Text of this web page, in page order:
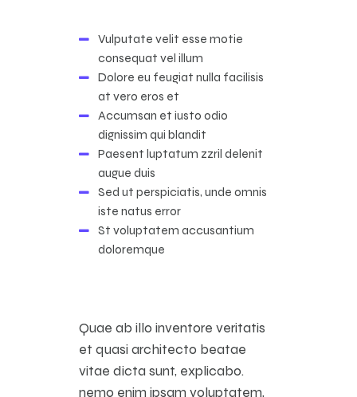
Vulputate velit esse motie
consequat vel illum
Dolore eu feugiat nulla facilisis
at vero eros et
Accumsan et iusto odio
dignissim qui blandit
Paesent luptatum zzril delenit
augue duis
Sed ut perspiciatis, unde omnis
iste natus error
St voluptatem accusantium
doloremque
Quae ab illo inventore veritatis
et quasi architecto beatae
vitae dicta sunt, explicabo.
nemo enim ipsam voluptatem,